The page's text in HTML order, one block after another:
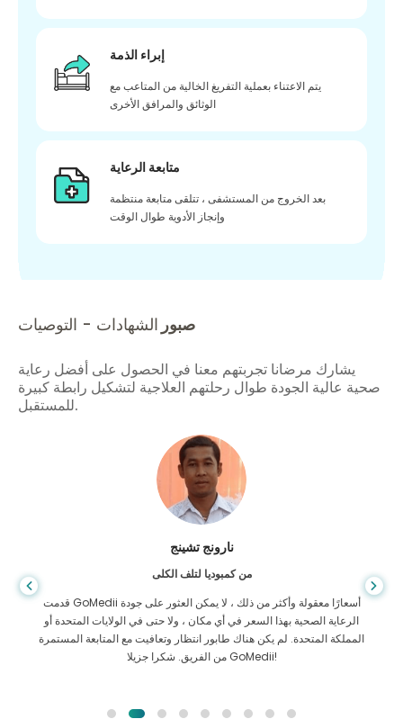
إبراء الذمة
يتم الاعتناء بعملية التفريغ الخالية من المتاعب مع
الوثائق والمرافق الأخرى
متابعة الرعاية
بعد الخروج من المستشفى ، تتلقى متابعة منتظمة
وإنجاز الأدوية طوال الوقت
صبور الشهادات - التوصيات
يشارك مرضانا تجربتهم معنا في الحصول على أفضل رعاية
صحية عالية الجودة طوال رحلتهم العلاجية لتشكيل رابطة كبيرة
للمستقبل.
شاندها داس
من بنغلاديش لأمراض الجهاز الهضمي
لقد شكرت ابني وفريق GoMedii الرائع الذي ساعدني في رحلتي من
بنغلاديش إلى الهند لتلقي العلاج. لقد اتخذنا الخيار الصحيح في اختيار
GoMedii. حتى بعد العلاج يحتفظون بعلاقة قوية معنا